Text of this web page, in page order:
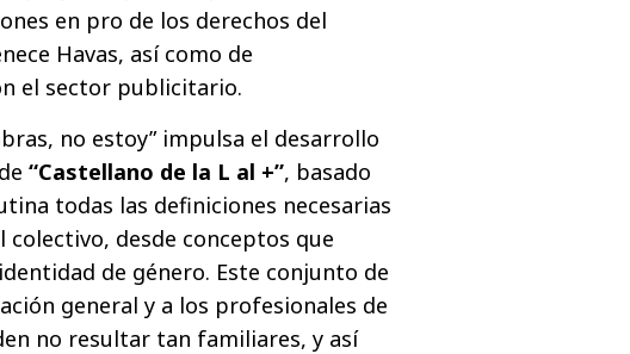
en pro de los derechos del
Havas, así como de
el sector publicitario.
no estoy” impulsa el desarrollo
“Castellano de la L al +”, basado
todas las definiciones necesarias
desde conceptos que
de género. Este conjunto de
general y a los profesionales de
no resultar tan familiares, y así